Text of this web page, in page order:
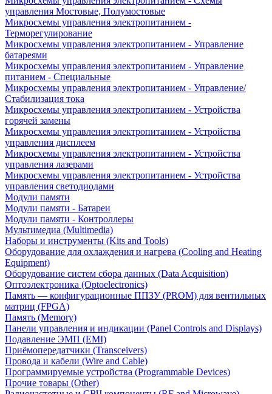
управления Мостовые, Полумостовые
Микросхемы управления электропитанием -
Терморегулирование
Микросхемы управления электропитанием - Управление
батареями
Микросхемы управления электропитанием - Управление
питанием - Специальные
Микросхемы управления электропитанием - Управление/
Стабилизация тока
Микросхемы управления электропитанием - Устройства
горячей замены
Микросхемы управления электропитанием - Устройства
управления дисплеем
Микросхемы управления электропитанием - Устройства
управления лазерами
Микросхемы управления электропитанием - Устройства
управления светодиодами
Модули памяти
Модули памяти - Батареи
Модули памяти - Контроллеры
Мультимедиа (Multimedia)
Наборы и инструменты (Kits and Tools)
Оборудование для охлаждения и нагрева (Cooling and Heating
Equipment)
Оборудование систем сбора данных (Data Acquisition)
Оптоэлектроника (Optoelectronics)
Память — конфигурационные ППЗУ (PROM) для вентильных
матриц (FPGA)
Память (Memory)
Панели управления и индикации (Panel Controls and Displays)
Подавление ЭМП (EMI)
Приёмопередатчики (Transceivers)
Провода и кабели (Wire and Cable)
Программируемые устройства (Programmable Devices)
Прочие товары (Other)